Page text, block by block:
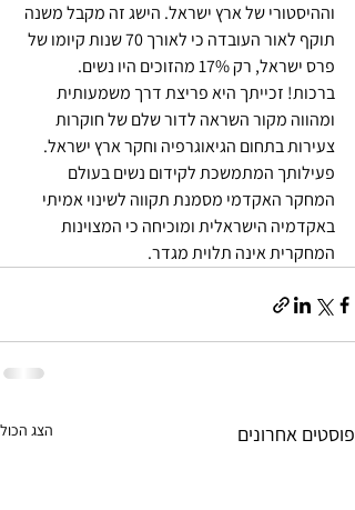
וההיסטורי של ארץ ישראל. הישג זה מקבל משנה
תוקף לאור העובדה כי לאורך 70 שנות קיומו של
פרס ישראל, רק 17% מהזוכים היו נשים.
ברכות! זכייתך היא פריצת דרך משמעותית
ומהווה מקור השראה לדור שלם של חוקרות
צעירות בתחום הגיאוגרפיה וחקר ארץ ישראל.
פעילותך המתמשכת לקידום נשים בעולם
המחקר האקדמי מסמנת תקווה לשינוי אמיתי
באקדמיה הישראלית ומוכיחה כי המצוינות
המחקרית אינה תלוית מגדר.
פוסטים אחרונים הצג הכול